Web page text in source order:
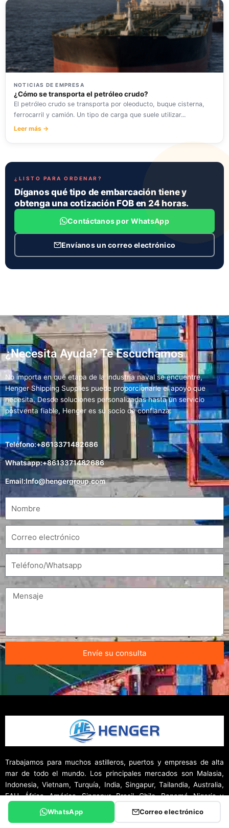
NOTICIAS DE EMPRESA
¿Cómo se transporta el petróleo crudo?
El petróleo crudo se transporta por oleoducto, buque cisterna,
ferrocarril y camión. Un tipo de carga que suele utilizar...
Leer más →
¿LISTO PARA ORDENAR?
Díganos qué tipo de embarcación tiene y
obtenga una cotización FOB en 24 horas.
Contáctanos por WhatsApp
Envíanos un correo electrónico
WhatsApp Correo electrónico
¿Necesita Ayuda? Te Escuchamos
No importa en qué etapa de la industria naval se encuentre,
Henger Shipping Supplies puede proporcionarle el apoyo que
necesita. Desde soluciones personalizadas hasta un servicio
postventa fiable, Henger es su socio de confianza.
Teléfono:+8613371482686
Whatsapp:+8613371482686
Email:Info@hengergroup.com
Envíe su consulta
Trabajamos para muchos astilleros, puertos y empresas de alta
mar de todo el mundo. Los principales mercados son Malasia,
Indonesia, Vietnam, Turquía, India, Singapur, Tailandia, Australia,
EAU, África, América, Singapur, Brasil, Chile, Panamá, Nigeria y
Europa.